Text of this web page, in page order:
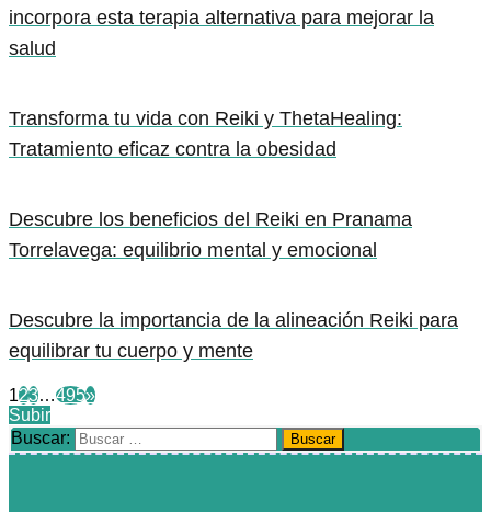
incorpora esta terapia alternativa para mejorar la
salud
Transforma tu vida con Reiki y ThetaHealing:
Tratamiento eficaz contra la obesidad
Descubre los beneficios del Reiki en Pranama
Torrelavega: equilibrio mental y emocional
Descubre la importancia de la alineación Reiki para
equilibrar tu cuerpo y mente
123…495»
Subir
Buscar: